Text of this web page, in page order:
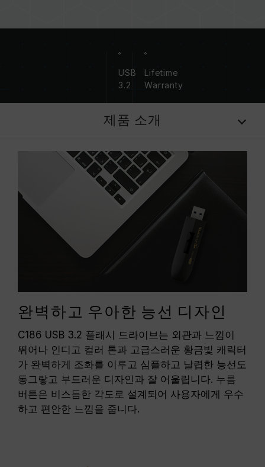
USB
3.2
Lifetime
Warranty
제품 소개
완벽하고 우아한 능선 디자인
C186 USB 3.2 플래시 드라이브는 외관과 느낌이
뛰어나 인디고 컬러 톤과 고급스러운 황금빛 캐릭터
가 완벽하게 조화를 이루고 심플하고 날렵한 능선도
동그랗고 부드러운 디자인과 잘 어울립니다. 누름
버튼은 비스듬한 각도로 설계되어 사용자에게 우수
하고 편안한 느낌을 줍니다.